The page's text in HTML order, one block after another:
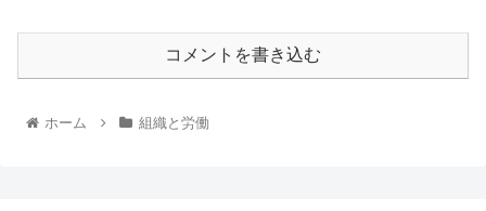
コメントを書き込む
ホーム 組織と労働